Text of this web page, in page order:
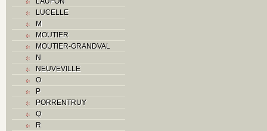
LUCELLE
M
MOUTIER
MOUTIER-GRANDVAL
N
NEUVEVILLE
O
P
PORRENTRUY
Q
R